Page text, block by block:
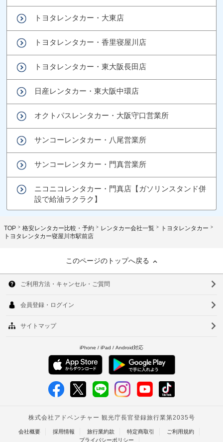
トヨタレンタカー・大東店
トヨタレンタカー・香里寝屋川店
トヨタレンタカー・東大阪長田店
日産レンタカー・東大阪中環店
オクトパスレンタカー・大阪守口営業所
サンコーレンタカー・八尾営業所
サンコーレンタカー・門真営業所
ニコニコレンタカー・門真店【ガソリンスタンド併
設で給油ラクラク】
TOP 格安レンタカー比較・予約 レンタカー会社一覧
トヨタレンタカー
トヨタレンタカー寝屋川市駅前店
このページのトップへ戻る